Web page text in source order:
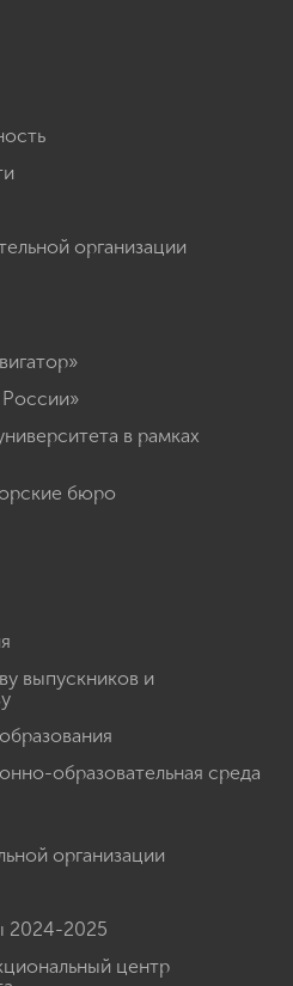
организации
в рамках
бюро
выпускников и
образовательная среда
организации
2024-2025
центр